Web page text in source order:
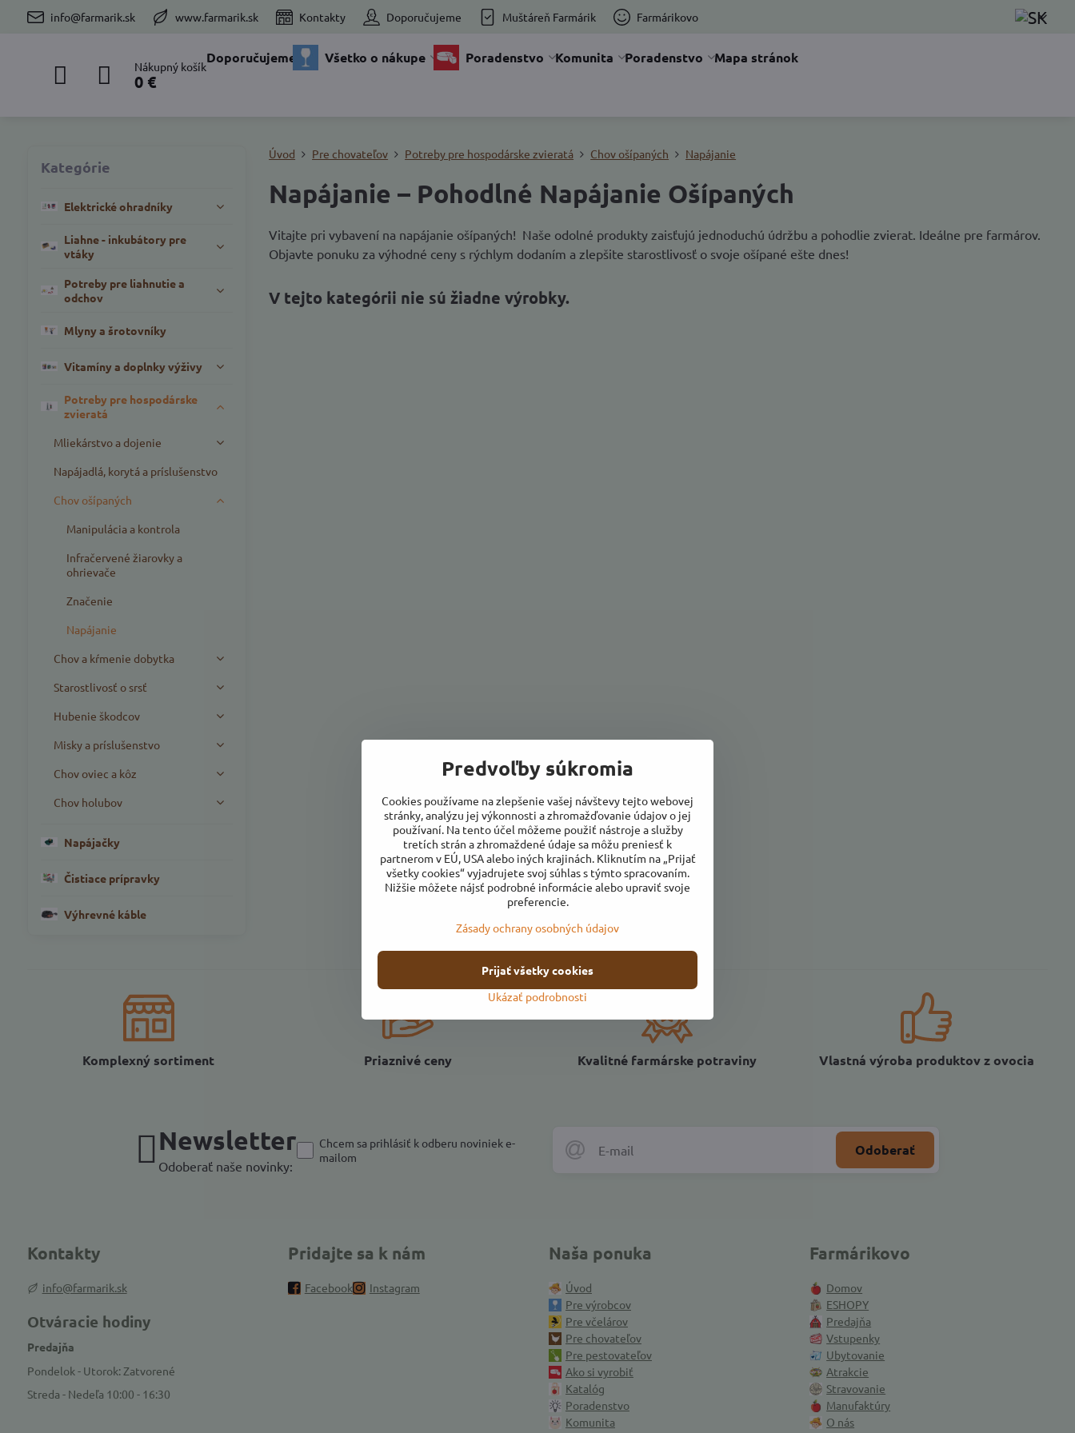
info@farmarik.sk www.farmarik.sk Kontakty Doporučujeme Muštáreň Farmárik Farmárikovo
Nákupný košík
0 €
Doporučujeme Všetko o nákupe Poradenstvo Komunita Poradenstvo Mapa stránok
Úvod Pre chovateľov Potreby pre hospodárske zvieratá Chov ošípaných Napájanie
Napájanie – Pohodlné Napájanie Ošípaných
Vitajte pri vybavení na napájanie ošípaných! Naše odolné produkty zaisťujú jednoduchú údržbu a pohodlie zvierat. Ideálne pre farmárov.
Objavte ponuku za výhodné ceny s rýchlym dodaním a zlepšite starostlivosť o svoje ošípané ešte dnes!
Kategórie
Elektrické ohradníky
Liahne - inkubátory pre
vtáky
Potreby pre liahnutie a
odchov
Mlyny a šrotovníky
Vitamíny a doplnky výživy
Potreby pre hospodárske
zvieratá
Mliekárstvo a dojenie
Napájadlá, korytá a príslušenstvo
Chov ošípaných
Manipulácia a kontrola
Infračervené žiarovky a
ohrievače
Značenie
Napájanie
Chov a kŕmenie dobytka
Starostlivosť o srsť
Hubenie škodcov
Misky a príslušenstvo
Chov oviec a kôz
Chov holubov
Napájačky
Čistiace prípravky
Výhrevné káble
Komplexný sortiment Priaznivé ceny Kvalitné farmárske potraviny Vlastná výroba produktov z ovocia
Newsletter
Odoberať naše novinky:
Odoberať
Chcem sa prihlásiť k odberu noviniek e-
mailom
Kontakty
info@farmarik.sk
Otváracie hodiny
Predajňa
Pondelok - Utorok: Zatvorené
Streda - Nedeľa 10:00 - 16:30
Pridajte sa k nám
Facebook Instagram
Naša ponuka
Úvod
Pre výrobcov
Pre včelárov
Pre chovateľov
Pre pestovateľov
Ako si vyrobiť
Katalóg
Poradenstvo
Komunita
Farmárikovo
Domov
ESHOPY
Predajňa
Vstupenky
Ubytovanie
Atrakcie
Stravovanie
Manufaktúry
O nás
Predvoľby súkromia
Cookies používame na zlepšenie vašej návštevy tejto webovej
stránky, analýzu jej výkonnosti a zhromažďovanie údajov o jej
používaní. Na tento účel môžeme použiť nástroje a služby
tretích strán a zhromaždené údaje sa môžu preniesť k
partnerom v EÚ, USA alebo iných krajinách. Kliknutím na „Prijať
všetky cookies“ vyjadrujete svoj súhlas s týmto spracovaním.
Nižšie môžete nájsť podrobné informácie alebo upraviť svoje
preferencie.
Zásady ochrany osobných údajov
Ukázať podrobnosti
Prijať všetky cookies